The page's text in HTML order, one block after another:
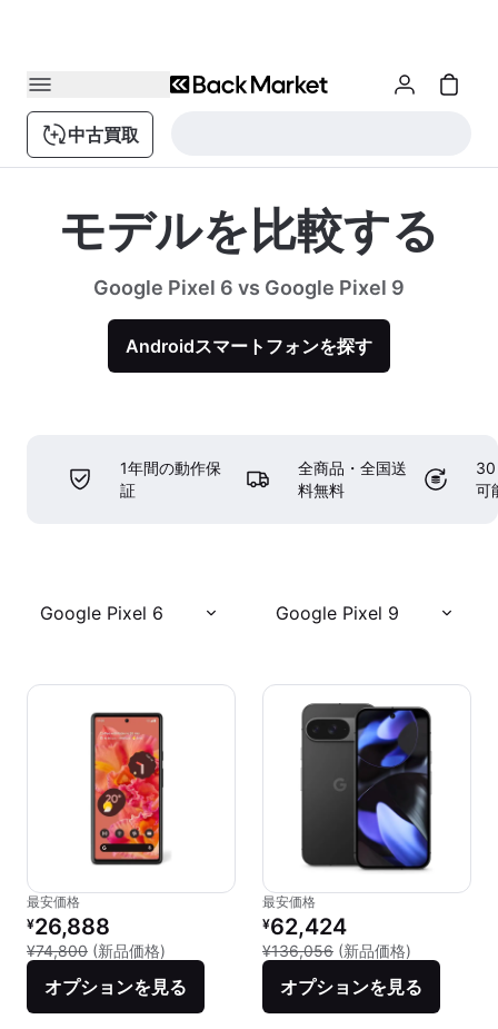
中古買取
モデルを比較する
Google Pixel 6 vs Google Pixel 9
Androidスマートフォンを探す
1年間の動作保
証
全商品・全国送
料無料
30
可
Google Pixel 6 Google Pixel 9
最安価格
リファービッシュ品の価格：
¥26,888
¥74,800 (新品価格) 新品との比較：¥74,800
オプションを見る
最安価格
リファービッシュ品の価格：
¥62,424
¥136,056 (新品価格)
オプションを見る